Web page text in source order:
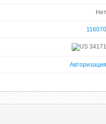
Нет
116070
34171
Авторизация